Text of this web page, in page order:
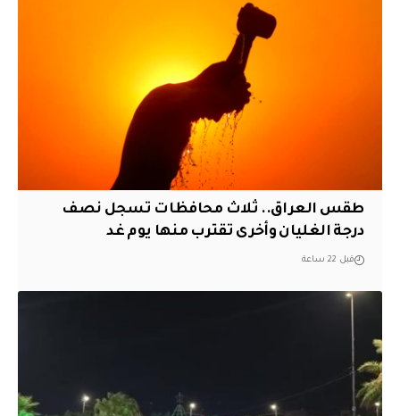
طقس العراق.. ثلاث محافظات تسجل نصف
درجة الغليان وأخرى تقترب منها يوم غد
قبل 22 ساعة